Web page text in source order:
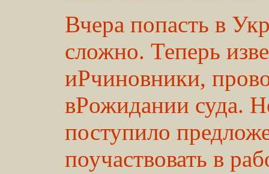
Вчера попасть в
сложно. Теперь
иPчиновники,
вPожидании суда.
поступило
поучаствовать в